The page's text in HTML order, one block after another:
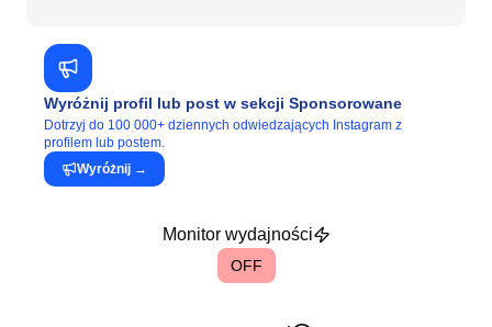
Wyróżnij profil lub post w sekcji Sponsorowane
Dotrzyj do 100 000+ dziennych odwiedzających Instagram z
profilem lub postem.
Wyróżnij →
Monitor wydajności
OFF